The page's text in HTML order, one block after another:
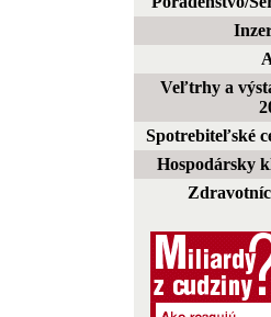
Veľtrhy a
Spotrebiteľské
Hospodársky